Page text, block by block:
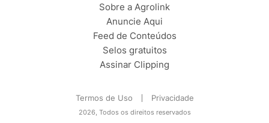
Sobre a Agrolink
Anuncie Aqui
Feed de Conteúdos
Selos gratuitos
Assinar Clipping
Termos de Uso Privacidade
2026, Todos os direitos reservados